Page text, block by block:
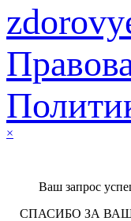
×
Ваш запрос
СПАСИБО ЗА